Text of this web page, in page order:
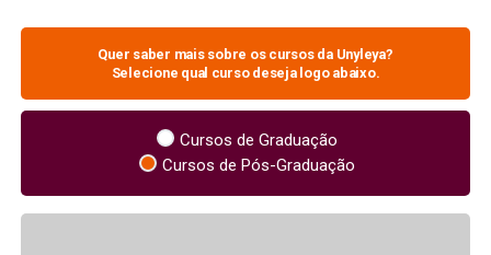
Quer saber mais sobre os cursos da Unyleya?
Selecione qual curso deseja logo abaixo.
Cursos de Graduação
Cursos de Pós-Graduação